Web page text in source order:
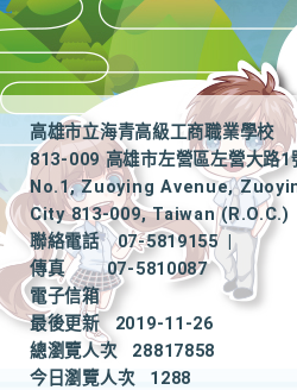
高雄市立海青高級工商職業學校
813-009 高雄市左營區左營大路1
No.1, Zuoying Avenue,
City 813-009, Taiwan (R.O.C.)
聯絡電話
07-5819155
|
傳真
07-5810087
電子信箱
最後更新
2019-11-26
總瀏覽人次
28817858
今日瀏覽人次
1288